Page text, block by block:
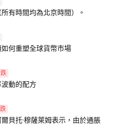
有時間均為北京時間）。
如何重塑全球貨幣市場
動的配方
貝托·穆薩萊姆表示，由於通脹